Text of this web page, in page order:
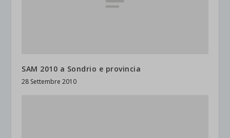
SAM 2010 a Sondrio e provincia
28 Settembre 2010